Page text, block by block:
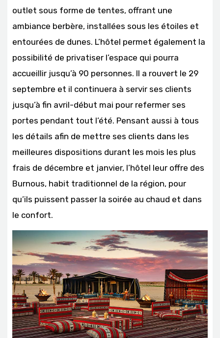
outlet sous forme de tentes, offrant une
ambiance berbère, installées sous les étoiles et
entourées de dunes. L’hôtel permet également la
possibilité de privatiser l’espace qui pourra
accueillir jusqu’à 90 personnes. Il a rouvert le 29
septembre et il continuera à servir ses clients
jusqu’à fin avril-début mai pour refermer ses
portes pendant tout l’été. Pensant aussi à tous
les détails afin de mettre ses clients dans les
meilleures dispositions durant les mois les plus
frais de décembre et janvier, l’hôtel leur offre des
Burnous, habit traditionnel de la région, pour
qu’ils puissent passer la soirée au chaud et dans
le confort.